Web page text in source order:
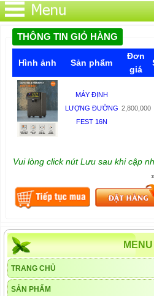
THÔNG TIN GIỎ HÀNG
Hình ảnh Sản phẩm
Đơn
giá
MÁY ĐỊNH
LƯỢNG ĐƯỜNG
FEST 16N
2,800,000
Vui lòng click nút Lưu sau khi cập
MENU
TRANG CHỦ
SẢN PHẨM